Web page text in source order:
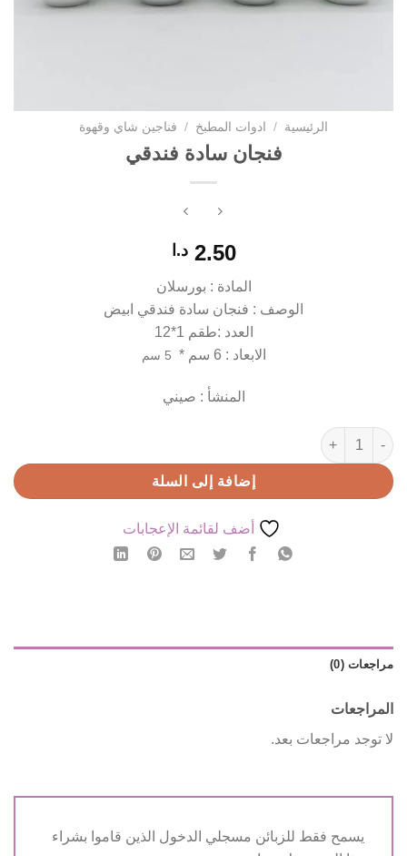
الرئيسية / ادوات المطبخ / فناجين شاي وقهوة
فنجان سادة فندقي
2.50 د.ا
المادة : بورسلان
الوصف : فنجان سادة فندقي ابيض
العدد :طقم 1*12
الابعاد : 6 سم *
5 سم
المنشأ : صيني
كمية فنجان سادة فندقي
إضافة إلى السلة
أضف لقائمة الإعجابات
مراجعات (0)
المراجعات
لا توجد مراجعات بعد.
يسمح فقط للزبائن مسجلي الدخول الذين قاموا بشراء